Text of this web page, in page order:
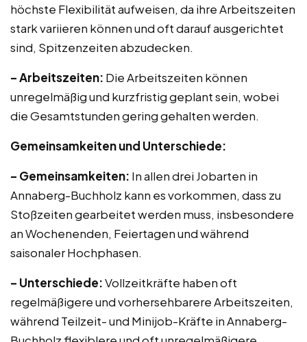
höchste Flexibilität aufweisen, da ihre Arbeitszeiten
stark variieren können und oft darauf ausgerichtet
sind, Spitzenzeiten abzudecken.
– Arbeitszeiten: Die Arbeitszeiten können
unregelmäßig und kurzfristig geplant sein, wobei
die Gesamtstunden gering gehalten werden.
Gemeinsamkeiten und Unterschiede:
– Gemeinsamkeiten: In allen drei Jobarten in
Annaberg-Buchholz kann es vorkommen, dass zu
Stoßzeiten gearbeitet werden muss, insbesondere
an Wochenenden, Feiertagen und während
saisonaler Hochphasen.
– Unterschiede:Vollzeitkräfte haben oft
regelmäßigere und vorhersehbarere Arbeitszeiten,
während Teilzeit- und Minijob-Kräfte in Annaberg-